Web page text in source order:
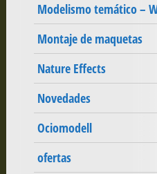
Modelismo temático –
Montaje de maquetas
Nature Effects
Novedades
Ociomodell
ofertas